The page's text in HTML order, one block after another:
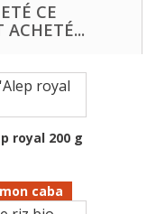
CE
royal 200 g
caba